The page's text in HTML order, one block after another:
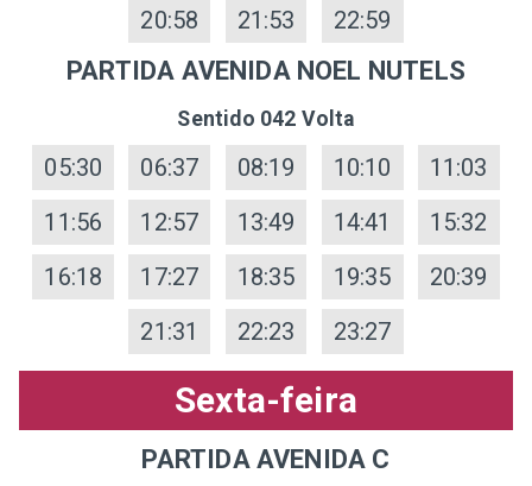
20:58 21:53 22:59
PARTIDA AVENIDA NOEL NUTELS
Sentido 042 Volta
05:30 06:37 08:19 10:10
11:03
11:56
12:57 13:49 14:41
15:32
16:18
17:27 18:35 19:35
20:39
21:31
22:23 23:27
Sexta-feira
PARTIDA AVENIDA C